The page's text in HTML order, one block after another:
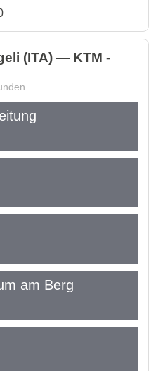
(ITA) — KTM -
am Berg